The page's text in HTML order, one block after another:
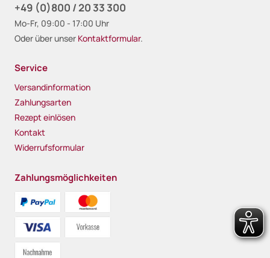
+49 (0)800 / 20 33 300
Mo-Fr, 09:00 - 17:00 Uhr
Oder über unser Kontaktformular.
Service
Versandinformation
Zahlungsarten
Rezept einlösen
Kontakt
Widerrufsformular
Zahlungsmöglichkeiten